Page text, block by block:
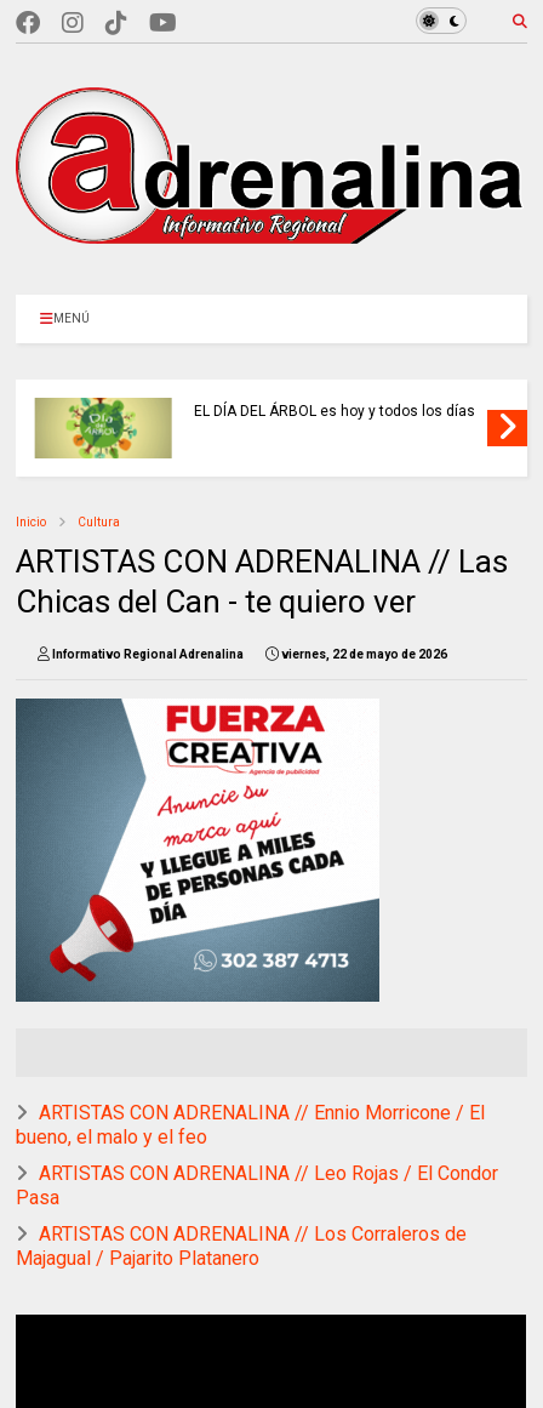
MENÚ
EL DÍA DEL ÁRBOL es hoy y todos los días
Inicio Cultura
ARTISTAS CON ADRENALINA // Las
Chicas del Can - te quiero ver
Informativo Regional Adrenalina viernes, 22 de mayo de 2026
ARTISTAS CON ADRENALINA // Ennio Morricone / El
bueno, el malo y el feo
ARTISTAS CON ADRENALINA // Leo Rojas / El Condor
Pasa
ARTISTAS CON ADRENALINA // Los Corraleros de
Majagual / Pajarito Platanero